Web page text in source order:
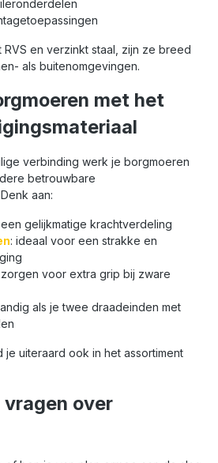
en verzinkt staal, zijn ze breed
als buitenomgevingen.
met het
verbinding werk je borgmoeren
betrouwbare
aan:
gelijkmatige krachtverdeling
: ideaal voor een strakke en
zorgen voor extra grip bij zware
als je twee draadeinden met
uiteraard ook in het assortiment
over